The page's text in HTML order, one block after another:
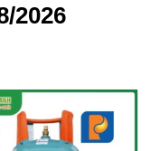
2026